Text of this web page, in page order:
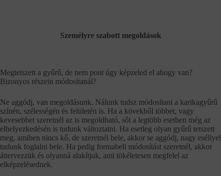
Személyre szabott megoldások
Megtetszett a gyűrű, de nem pont úgy képzeled el ahogy van?
Bizonyos részein módosítanál?
Ne aggódj, van megoldásunk. Nálunk tudsz módosítani a karikagyűrű
színén, szélességén és felületén is. Ha a kövekből többet, vagy
kevesebbet szeretnél az is megoldható, sőt a legtöbb esetben még az
elhelyezkedésén is tudunk változtatni. Ha esetleg olyan gyűrű tetszett
meg, amiben nincs kő, de szeretnél bele, akkor se aggódj, nagy eséllyel
tudunk foglalni bele. Ha pedig formabeli módosítást szeretnél, akkor
áttervezzük és olyanná alakítjuk, ami tökéletesen megfelel az
elképzelésednek.